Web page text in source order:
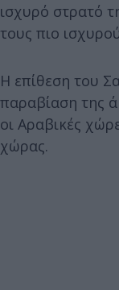
ισχυρό στρατό
τους πιο
Η επίθεση του
παραβίαση της
οι Αραβικές
χώρας.